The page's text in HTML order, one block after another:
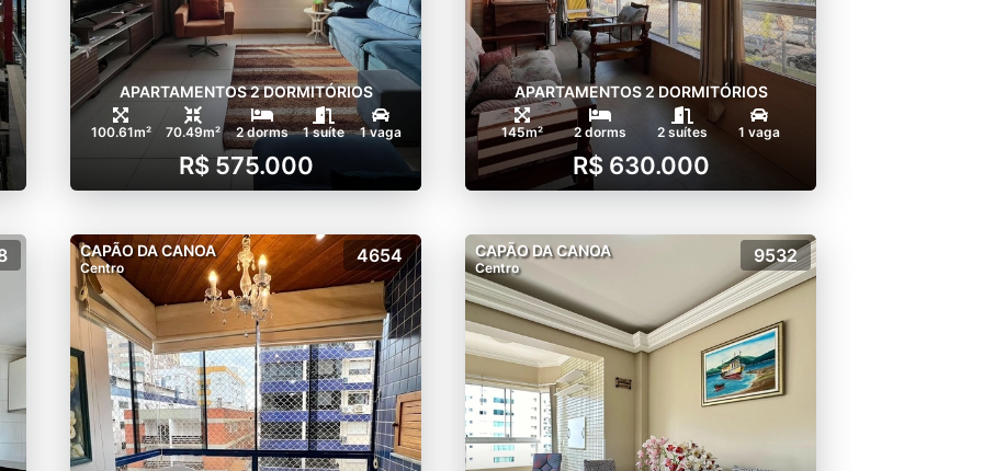
APARTAMENTOS 2 DORMITÓRIOS
100.61m² 70.49m² 2 dorms 1 suíte 1 vaga
R$ 575.000
APARTAMENTOS 2 DORMITÓRIOS
145m² 2 dorms 2 suítes 1 vaga
R$ 630.000
CAPÃO DA CANOA
Centro
4654 CAPÃO DA CANOA
Centro
9532